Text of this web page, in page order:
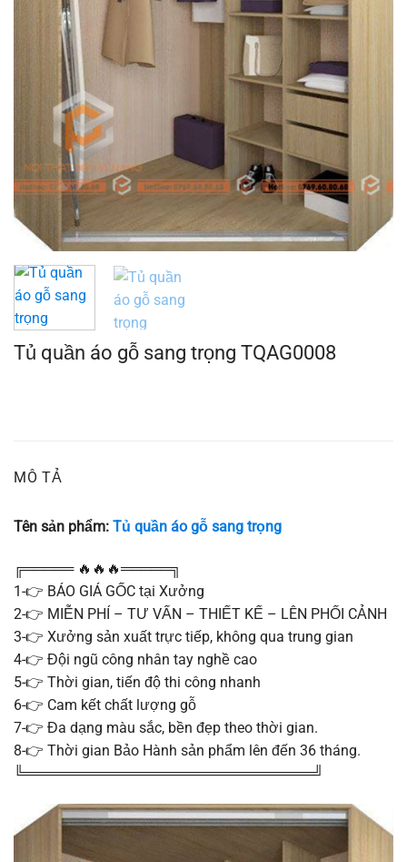
Tủ quần áo gỗ sang trọng TQAG0008
MÔ TẢ
Tên sản phẩm: Tủ quần áo gỗ sang trọng
╔═════ 🔥🔥🔥═════╗
1-👉 BÁO GIÁ GỐC tại Xưởng
2-👉 MIỄN PHÍ – TƯ VẤN – THIẾT KẾ – LÊN PHỐI CẢNH
3-👉 Xưởng sản xuất trực tiếp, không qua trung gian
4-👉 Đội ngũ công nhân tay nghề cao
5-👉 Thời gian, tiến độ thi công nhanh
6-👉 Cam kết chất lượng gỗ
7-👉 Đa dạng màu sắc, bền đẹp theo thời gian.
8-👉 Thời gian Bảo Hành sản phẩm lên đến 36 tháng.
╚═════════════════════════════╝